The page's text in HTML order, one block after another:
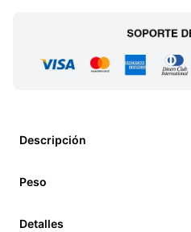
Descripción
Peso
Detalles